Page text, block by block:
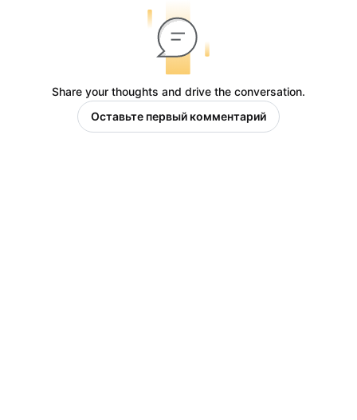
Share your thoughts and drive the conversation.
Оставьте первый комментарий